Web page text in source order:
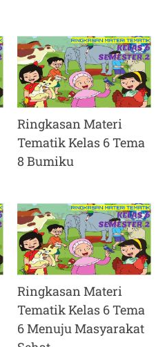
Ringkasan Materi
Tematik Kelas 6 Tema
8 Bumiku
Ringkasan Materi
Tematik Kelas 6 Tema
6 Menuju Masyarakat